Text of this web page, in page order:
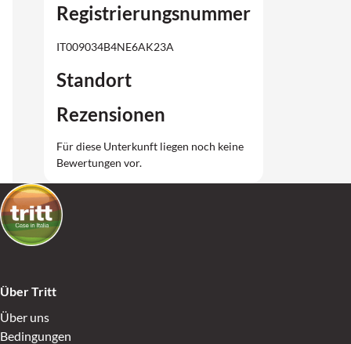
Registrierungsnummer
IT009034B4NE6AK23A
Standort
Rezensionen
Für diese Unterkunft liegen noch keine
Bewertungen vor.
Über Tritt
Über uns
Bedingungen